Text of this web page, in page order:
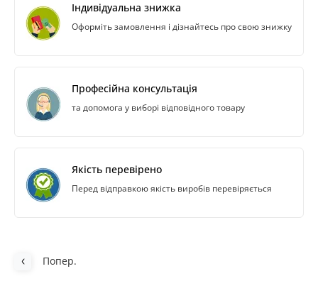
Індивідуальна знижка
Оформіть замовлення і дізнайтесь про свою знижку
Професійна консультація
та допомога у виборі відповідного товару
Якість перевірено
Перед відправкою якість виробів перевіряється
Попер.